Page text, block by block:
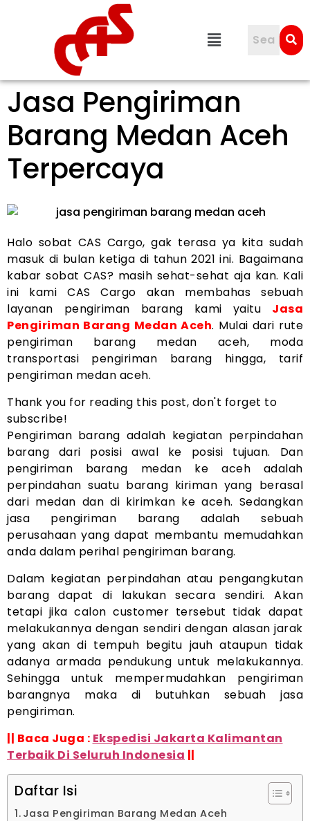
Jasa Pengiriman
Barang Medan Aceh
Terpercaya
Halo sobat CAS Cargo, gak terasa ya kita sudah
masuk di bulan ketiga di tahun 2021 ini. Bagaimana
kabar sobat CAS? masih sehat-sehat aja kan. Kali
ini kami CAS Cargo akan membahas sebuah
layanan pengiriman barang kami yaitu Jasa
Pengiriman Barang Medan Aceh. Mulai dari rute
pengiriman barang medan aceh, moda
transportasi pengiriman barang hingga, tarif
pengiriman medan aceh.
Thank you for reading this post, don't forget to
subscribe!
Pengiriman barang adalah kegiatan perpindahan
barang dari posisi awal ke posisi tujuan. Dan
pengiriman barang medan ke aceh adalah
perpindahan suatu barang kiriman yang berasal
dari medan dan di kirimkan ke aceh. Sedangkan
jasa pengiriman barang adalah sebuah
perusahaan yang dapat membantu memudahkan
anda dalam perihal pengiriman barang.
Dalam kegiatan perpindahan atau pengangkutan
barang dapat di lakukan secara sendiri. Akan
tetapi jika calon customer tersebut tidak dapat
melakukannya dengan sendiri dengan alasan jarak
yang akan di tempuh begitu jauh ataupun tidak
adanya armada pendukung untuk melakukannya.
Sehingga untuk mempermudahkan pengiriman
barangnya maka di butuhkan sebuah jasa
pengiriman.
|| Baca Juga : Ekspedisi Jakarta Kalimantan
Terbaik Di Seluruh Indonesia ||
Daftar Isi
Jasa Pengiriman Barang Medan Aceh